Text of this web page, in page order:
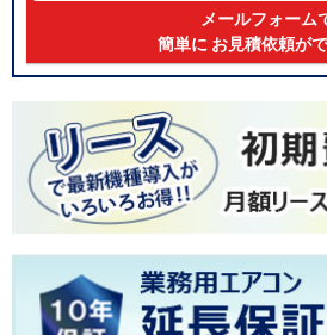
メールフォーム
簡単に お見積依頼が